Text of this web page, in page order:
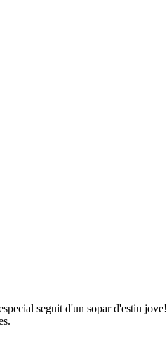
seguit d'un sopar d'estiu jove!